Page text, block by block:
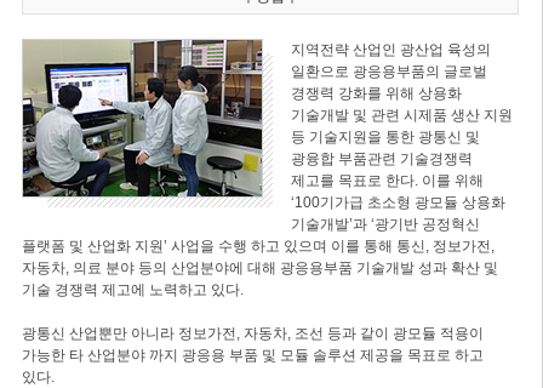
지역전략 산업인 광산업 육성의
일환으로 광응용부품의 글로벌
경쟁력 강화를 위해 상용화
기술개발 및 관련 시제품 생산 지원
등 기술지원을 통한 광통신 및
광융합 부품관련 기술경쟁력
제고를 목표로 한다. 이를 위해
‘100기가급 초소형 광모듈 상용화
기술개발’과 ‘광기반 공정혁신
플랫폼 및 산업화 지원’ 사업을 수행 하고 있으며 이를 통해 통신, 정보가전,
자동차, 의료 분야 등의 산업분야에 대해 광응용부품 기술개발 성과 확산 및
기술 경쟁력 제고에 노력하고 있다.
광통신 산업뿐만 아니라 정보가전, 자동차, 조선 등과 같이 광모듈 적용이
가능한 타 산업분야 까지 광응용 부품 및 모듈 솔루션 제공을 목표로 하고
있다.